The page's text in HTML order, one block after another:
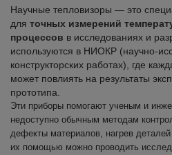
Научные тепловизоры — это
для точных измерений
процессов в исследованиях и
используются в НИОКР (научно-
конструкторских работах), где
может повлиять на результаты
прототипа.
Эти приборы помогают ученым и
недоступно обычным методам
дефекты материалов, нагрев
их помощью можно проводить